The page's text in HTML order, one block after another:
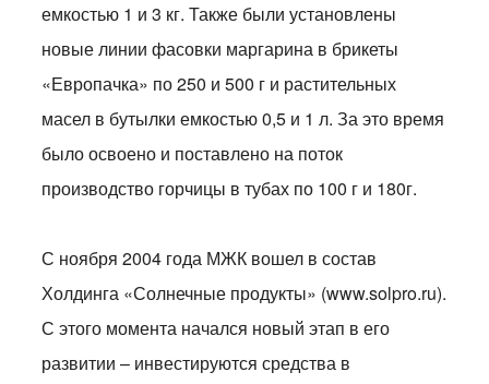
емкостью 1 и 3 кг. Также были установлены
новые линии фасовки маргарина в брикеты
«Европачка» по 250 и 500 г и растительных
масел в бутылки емкостью 0,5 и 1 л. За это время
было освоено и поставлено на поток
производство горчицы в тубах по 100 г и 180г.
С ноября 2004 года МЖК вошел в состав
Холдинга «Солнечные продукты» (www.solpro.ru).
С этого момента начался новый этап в его
развитии – инвестируются средства в